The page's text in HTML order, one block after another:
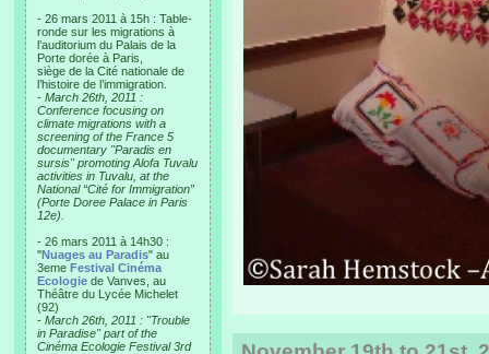
- 26 mars 2011 à 15h : Table-
ronde sur les migrations à
l’auditorium du Palais de la
Porte dorée à Paris,
siège de la Cité nationale de
l’histoire de l’immigration.
- March 26th, 2011 :
Conference focusing on
climate migrations with a
screening of the France 5
documentary "Paradis en
sursis" promoting Alofa Tuvalu
activities in Tuvalu, at the
National “Cité for Immigration”
(Porte Doree Palace in Paris
12e).
- 26 mars 2011 à 14h30 :
"Nuages au Paradis" au
3eme Festival Cinéma
Ecologie de Vanves, au
Théâtre du Lycée Michelet
(92)
- March 26th, 2011 : "Trouble
in Paradise" part of the
Cinéma Ecologie Festival 3rd